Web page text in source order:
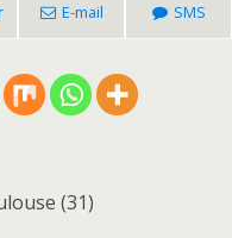
E-mail SMS
(31)